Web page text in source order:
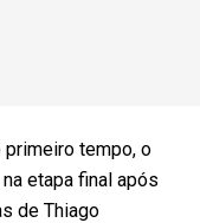
primeiro tempo, o
etapa final após
de Thiago